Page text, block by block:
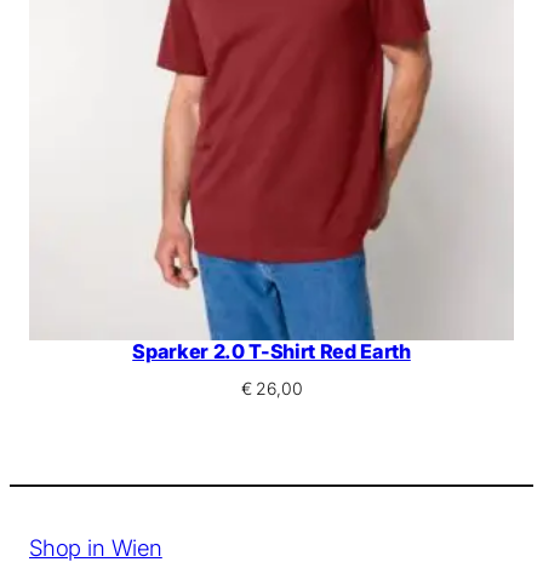
Sparker 2.0 T-Shirt Red Earth
€26,00
Shop in Wien